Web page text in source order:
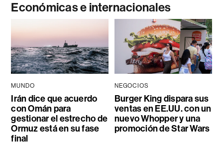
Económicas e internacionales
MUNDO
Irán dice que acuerdo
con Omán para
gestionar el estrecho de
Ormuz está en su fase
final
NEGOCIOS
Burger King dispara sus
ventas en EE.UU. con un
nuevo Whopper y una
promoción de Star Wars